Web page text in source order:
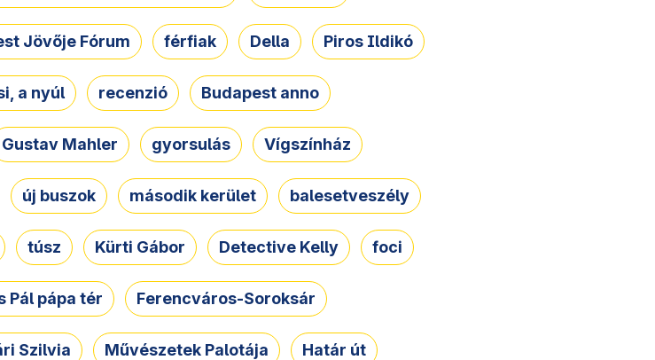
Jövője Fórum férfiak Della Piros Ildikó
a nyúl recenzió Budapest anno
Gustav Mahler gyorsulás Vígszínház
új buszok második kerület balesetveszély
túsz Kürti Gábor Detective Kelly foci
Pál pápa tér Ferencváros-Soroksár
Szilvia Művészetek Palotája Határ út